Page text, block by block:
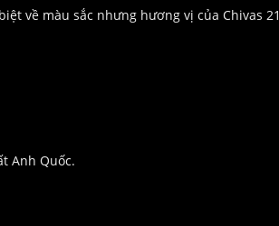
về màu sắc nhưng hương vị của Chivas 21
Anh Quốc.